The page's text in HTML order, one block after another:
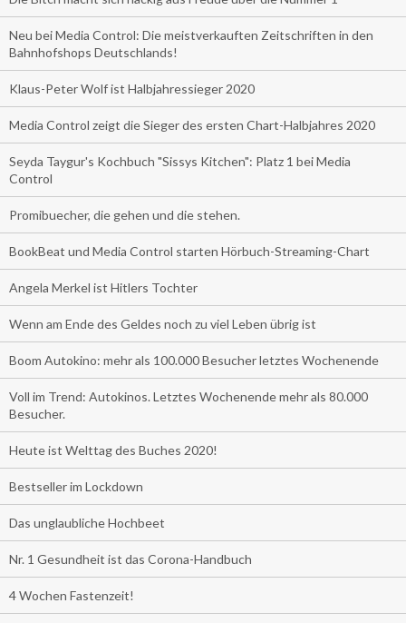
Neu bei Media Control: Die meistverkauften Zeitschriften in den
Bahnhofshops Deutschlands!
Klaus-Peter Wolf ist Halbjahressieger 2020
Media Control zeigt die Sieger des ersten Chart-Halbjahres 2020
Seyda Taygur's Kochbuch "Sissys Kitchen": Platz 1 bei Media
Control
Promibuecher, die gehen und die stehen.
BookBeat und Media Control starten Hörbuch-Streaming-Chart
Angela Merkel ist Hitlers Tochter
Wenn am Ende des Geldes noch zu viel Leben übrig ist
Boom Autokino: mehr als 100.000 Besucher letztes Wochenende
Voll im Trend: Autokinos. Letztes Wochenende mehr als 80.000
Besucher.
Heute ist Welttag des Buches 2020!
Bestseller im Lockdown
Das unglaubliche Hochbeet
Nr. 1 Gesundheit ist das Corona-Handbuch
4 Wochen Fastenzeit!